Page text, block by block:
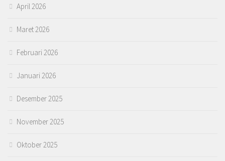
April 2026
Maret 2026
Februari 2026
Januari 2026
Desember 2025
November 2025
Oktober 2025